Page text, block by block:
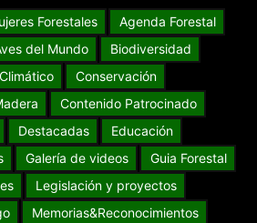
Forestales
Agenda Forestal
del Mundo
Biodiversidad
Conservación
Contenido Patrocinado
Destacadas
Educación
Galería de videos
Guia Forestal
Legislación y proyectos
Memorias&Reconocimientos